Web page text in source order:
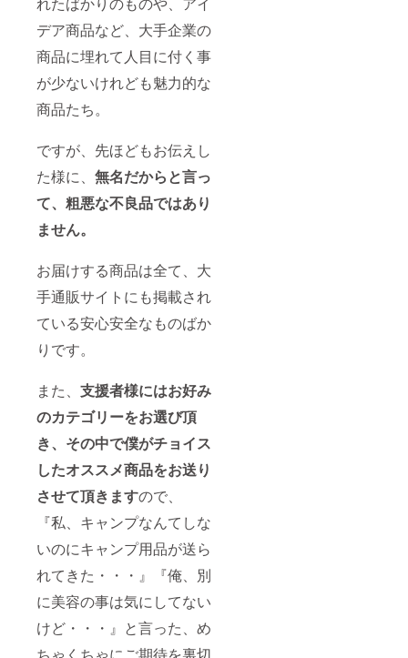
デア商品など、大手企業の
商品に埋れて人目に付く事
が少ないけれども魅力的な
商品たち。
ですが、先ほどもお伝えし
た様に、 無名だからと言っ
て、粗悪な不良品ではあり
ません。
お届けする商品は全て、大
手通販サイトにも掲載され
ている安心安全なものばか
りです。
また、 支援者様にはお好み
のカテゴリーをお選び頂
き、その中で僕がチョイス
したオススメ商品をお送り
させて頂きますので、
『私、キャンプなんてしな
いのにキャンプ用品が送ら
れてきた・・・』『俺、別
に美容の事は気にしてない
けど・・・』と言った、め
ちゃくちゃにご期待を裏切